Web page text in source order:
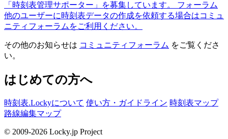
「時刻表管理サポーター」を募集しています。
フォーラム
他のユーザーに時刻表データの作成を依頼する場合はコミュ
ニティフォーラムをご利用ください。
その他のお知らせは コミュニティフォーラム をご覧くださ
い。
はじめての方へ
時刻表.Lockyについて 使い方・ガイドライン 時刻表マップ
路線編集マップ
© 2009-2026 Locky.jp Project